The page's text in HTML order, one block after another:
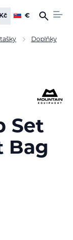
Kč €
Doplňky
Set
Bag